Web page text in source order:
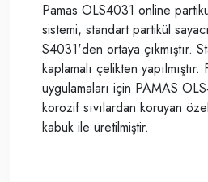
Pamas OLS4031 online
sistemi, standart partikül
S4031'den ortaya çıkmıştır.
kaplamalı çelikten
uygulamaları için PAMAS
korozif sıvılardan koruyan
kabuk ile üretilmiştir.